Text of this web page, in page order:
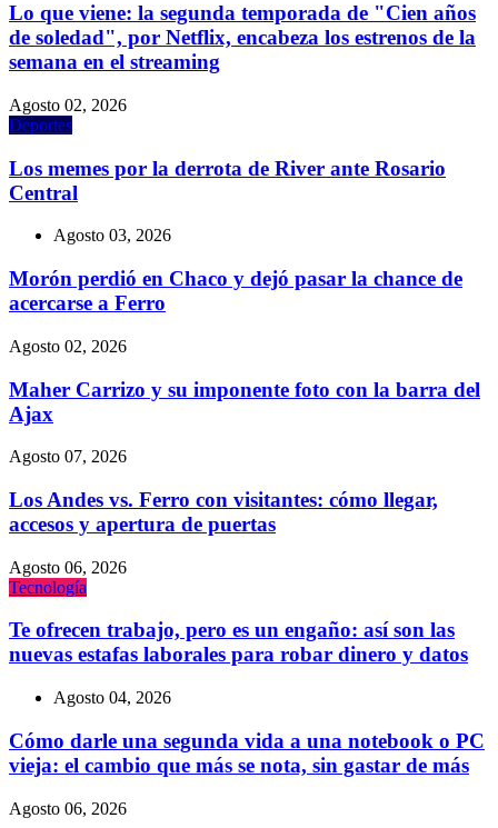
Lo que viene: la segunda temporada de "Cien años
de soledad", por Netflix, encabeza los estrenos de la
semana en el streaming
Agosto 02, 2026
Deportes
Los memes por la derrota de River ante Rosario
Central
Agosto 03, 2026
Morón perdió en Chaco y dejó pasar la chance de
acercarse a Ferro
Agosto 02, 2026
Maher Carrizo y su imponente foto con la barra del
Ajax
Agosto 07, 2026
Los Andes vs. Ferro con visitantes: cómo llegar,
accesos y apertura de puertas
Agosto 06, 2026
Tecnologí­a
Te ofrecen trabajo, pero es un engaño: así son las
nuevas estafas laborales para robar dinero y datos
Agosto 04, 2026
Cómo darle una segunda vida a una notebook o PC
vieja: el cambio que más se nota, sin gastar de más
Agosto 06, 2026